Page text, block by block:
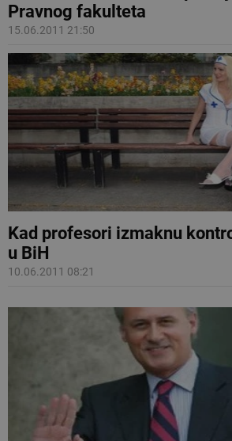
Pravnog fakulteta
15.06.2011 21:50
Kad profesori izmaknu
u BiH
10.06.2011 08:21